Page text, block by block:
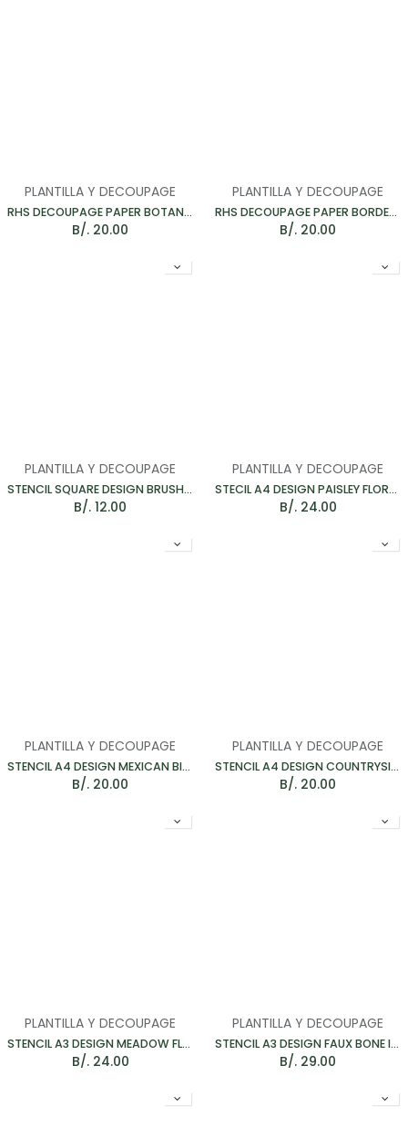
PLANTILLA Y DECOUPAGE
RHS DECOUPAGE PAPER BOTANICAL DRAWINGS - PAPEL PARA MUEBLES 67*48CM
B/. 20.00
PLANTILLA Y DECOUPAGE
RHS DECOUPAGE PAPER BORDERS - PAPEL PARA MUEBLES 67*48CM
B/. 20.00
PLANTILLA Y DECOUPAGE
STENCIL SQUARE DESIGN BRUSHWORK TILE - PLANTILLA 140*140MM
B/. 12.00
PLANTILLA Y DECOUPAGE
STECIL A4 DESIGN PAISLEY FLORAL GARLAND - PLANTILLA PACK 2
B/. 24.00
PLANTILLA Y DECOUPAGE
STENCIL A4 DESIGN MEXICAN BIRDS - PLANTILLA 232*160MM
B/. 20.00
PLANTILLA Y DECOUPAGE
STENCIL A4 DESIGN COUNTRYSIDE BIRD - PLANTILLA 180*191MM
B/. 20.00
PLANTILLA Y DECOUPAGE
STENCIL A3 DESIGN MEADOW FLOWERS - PLANTILLA 371*256MM
B/. 24.00
PLANTILLA Y DECOUPAGE
STENCIL A3 DESIGN FAUX BONE INLAY - PLANTILLA PACK 3
B/. 29.00